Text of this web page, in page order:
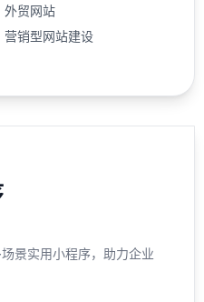
外贸网站
营销型网站建设
景实用小程序，助力企业